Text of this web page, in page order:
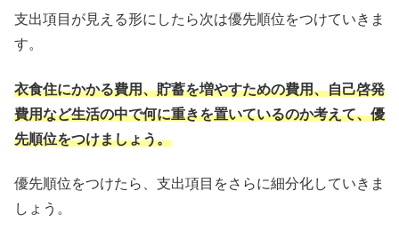
支出項目が見える形にしたら次は優先順位をつけていきま
す。
衣食住にかかる費用、貯蓄を増やすための費用、自己啓発
費用など生活の中で何に重きを置いているのか考えて、優
先順位をつけましょう。
優先順位をつけたら、支出項目をさらに細分化していきま
しょう。